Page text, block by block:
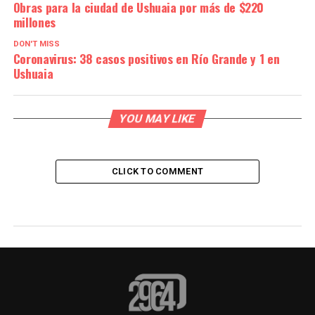
Obras para la ciudad de Ushuaia por más de $220
millones
DON'T MISS
Coronavirus: 38 casos positivos en Río Grande y 1 en
Ushuaia
YOU MAY LIKE
CLICK TO COMMENT